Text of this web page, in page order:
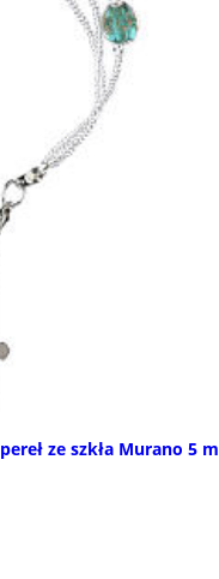
ze szkła Murano 5